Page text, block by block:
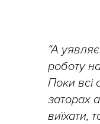
“А
роботу
Поки всі
заторах
виїхати,